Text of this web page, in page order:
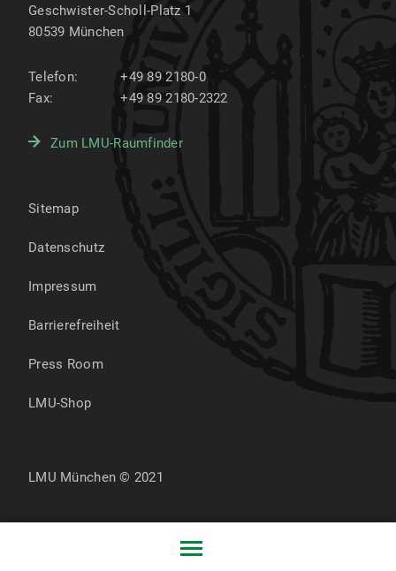
Geschwister-Scholl-Platz 1
80539 München
Telefon:
+49 89 2180-0
Fax:
+49 89 2180-2322
Zum LMU-Raumfinder
Sitemap
Datenschutz
Impressum
Barrierefreiheit
Press Room
LMU-Shop
LMU München © 2021